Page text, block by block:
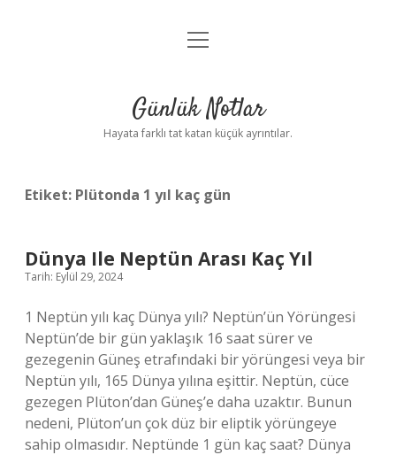
Anasayfa
Yasal Uyarı
menüyü
Günlük Notlar
Hayata farklı tat katan küçük ayrıntılar.
Etiket: Plütonda 1 yıl kaç gün
Dünya Ile Neptün Arası Kaç Yıl
Tarih: Eylül 29, 2024
1 Neptün yılı kaç Dünya yılı? Neptün’ün Yörüngesi
Neptün’de bir gün yaklaşık 16 saat sürer ve
gezegenin Güneş etrafındaki bir yörüngesi veya bir
Neptün yılı, 165 Dünya yılına eşittir. Neptün, cüce
gezegen Plüton’dan Güneş’e daha uzaktır. Bunun
nedeni, Plüton’un çok düz bir eliptik yörüngeye
sahip olmasıdır. Neptünde 1 gün kaç saat? Dünya